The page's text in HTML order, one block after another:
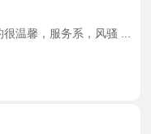
温馨，服务系，风骚 ...